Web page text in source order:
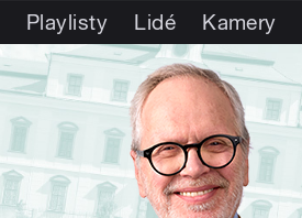
Playlisty Lidé Kamery